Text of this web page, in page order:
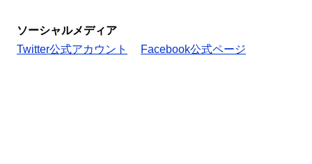
ソーシャルメディア
Twitter公式アカウント
Facebook公式ページ